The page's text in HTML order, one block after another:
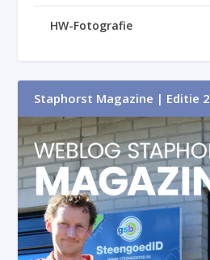
HW-Fotografie
Staphorst Magazine | Editie 2